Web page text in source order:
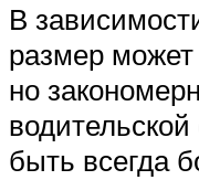
В
размер может
но
быть всегда